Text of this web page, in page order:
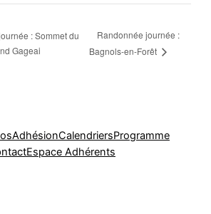
: Sommet du
Gageai
Randonnée journée :
Bagnols-en-Forêt
AdhésionCalendriersProgramme
Espace Adhérents